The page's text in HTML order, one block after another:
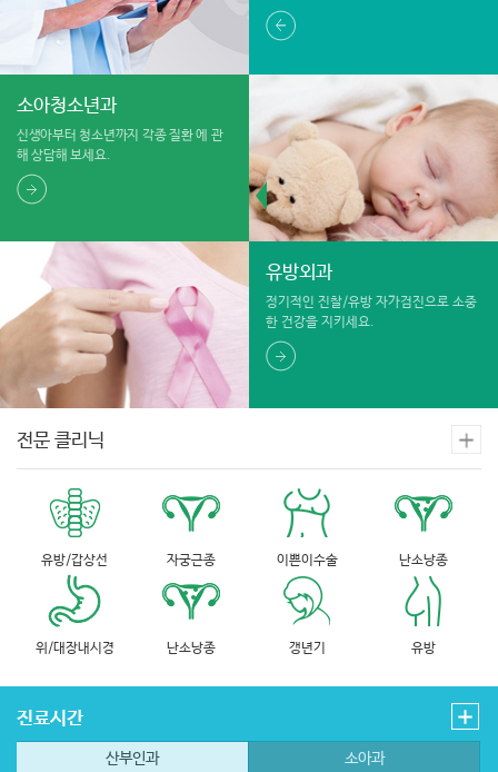
소아청소년과
신생아부터 청소년까지 각종 질환에 관
해 상담해 보세요.
유방외과
정기적인 진찰/유방 자가검진으로 소중
한 건강을 지키세요.
전문 클리닉
유방/갑상선 자궁근종 이쁜이수술 난소낭종
위/대장내시경 난소낭종 갱년기 유방
진료시간
산부인과
소아과